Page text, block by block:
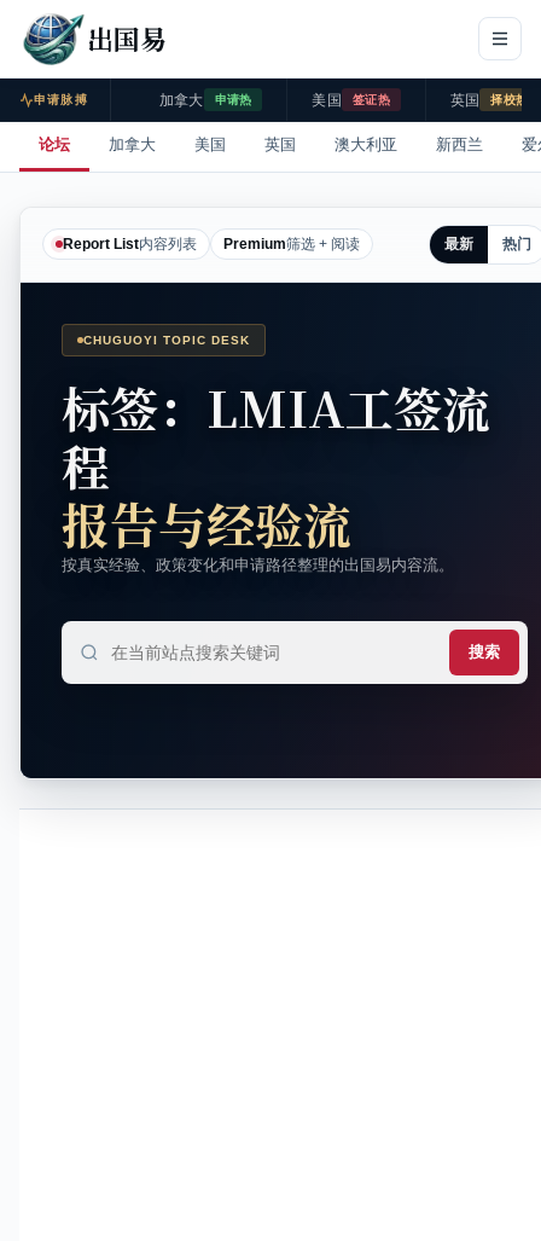
出国易
申请脉搏 加拿大 申请热 美国 签证热 英国 择校热
论坛 加拿大 美国 英国 澳大利亚 新西兰 爱
Report List内容列表 Premium筛选 + 阅读 最新 热门
CHUGUOYI TOPIC DESK
标签：LMIA工签流
程
报告与经验流
按真实经验、政策变化和申请路径整理的出国易内容流。
搜索